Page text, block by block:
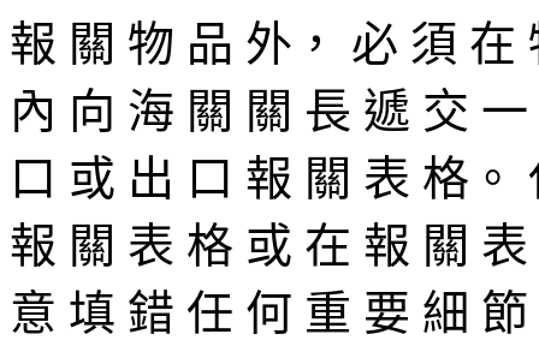
報 關 物 品 外， 必 須 在
內 向 海 關 關 長 遞 交
口 或 出 口 報 關 表 格
報 關 表 格 或 在 報 關
意 填 錯 任 何 重 要 細